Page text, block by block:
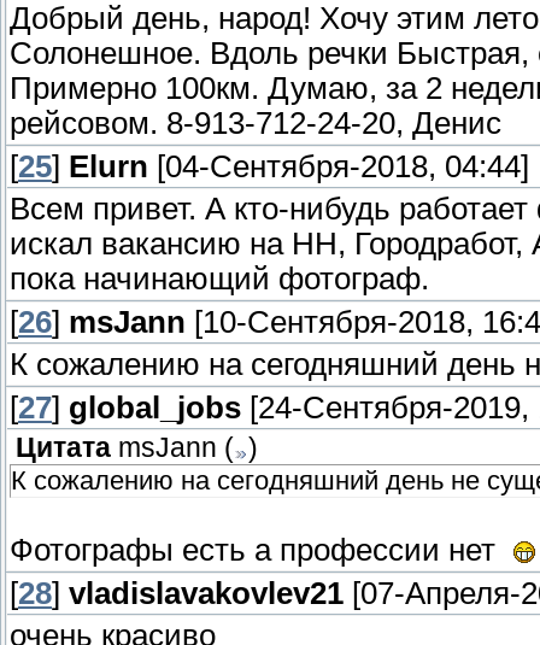
Добрый день, народ! Хочу этим
Солонешное. Вдоль речки
Примерно 100км. Думаю, за 2
рейсовом. 8-913-712-24-20, Денис
[25] Elurn [04-Сентября-2018, 04:44]
Всем привет. А кто-нибудь
искал вакансию на НН,
пока начинающий фотограф.
[26] msJann [10-Сентября-2018,
К сожалению на сегодняшний день
[27] global_jobs [24-Сентября-2019,
Цитата msJann ( )
К сожалению на сегодняшний день не
Фотографы есть а профессии нет
[28] vladislavakovlev21 [07-Апреля-
очень красиво